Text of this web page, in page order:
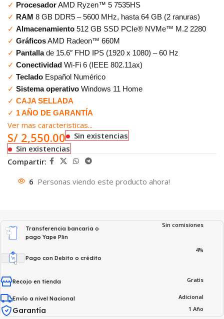
✓ ProcesadorAMD Ryzen™ 5 7535HS
✓ RAM 8 GB DDR5 – 5600 MHz, hasta 64 GB (2 ranuras)
✓ Almacenamiento 512 GB SSD PCIe® NVMe™ M.2 2280
✓ GráficosAMD Radeon™ 660M
✓ Pantallade 15.6″ FHD IPS (1920 x 1080) – 60 Hz
✓ Conectividad Wi-Fi 6 (IEEE 802.11ax)
✓ Teclado Español Numérico
✓ Sistema operativo Windows 11 Home
✓ CAJA SELLADA
✓ 1 AÑO DE GARANTÍA
Ver mas caracteristicas...
S/ 2,550.00
Sin existencias
Sin existencias
Compartir:
6 Personas viendo este producto ahora!
Transferencia bancaria o
pago Yape Plin
Sin comisiones
Pago con Debito o crédito
4%
Recojo en tienda Gratis
Envío a nivel Nacional Adicional
Garantía 1 Año